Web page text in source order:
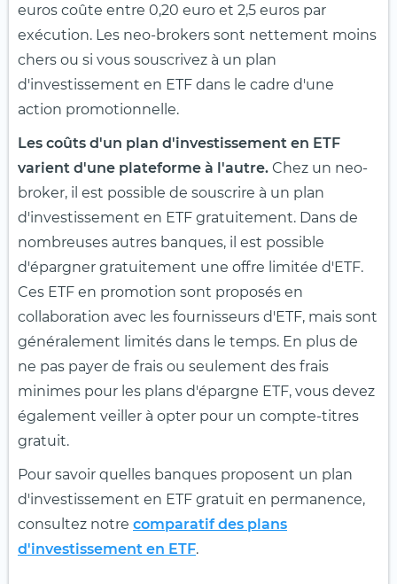
euros coûte entre 0,20 euro et 2,5 euros par
exécution. Les neo-brokers sont nettement moins
chers ou si vous souscrivez à un plan
d'investissement en ETF dans le cadre d'une
action promotionnelle.
Les coûts d'un plan d'investissement en ETF
varient d'une plateforme à l'autre. Chez un neo-
broker, il est possible de souscrire à un plan
d'investissement en ETF gratuitement. Dans de
nombreuses autres banques, il est possible
d'épargner gratuitement une offre limitée d'ETF.
Ces ETF en promotion sont proposés en
collaboration avec les fournisseurs d'ETF, mais sont
généralement limités dans le temps. En plus de
ne pas payer de frais ou seulement des frais
minimes pour les plans d'épargne ETF, vous devez
également veiller à opter pour un compte-titres
gratuit.
Pour savoir quelles banques proposent un plan
d'investissement en ETF gratuit en permanence,
consultez notre comparatif des plans
d'investissement en ETF.